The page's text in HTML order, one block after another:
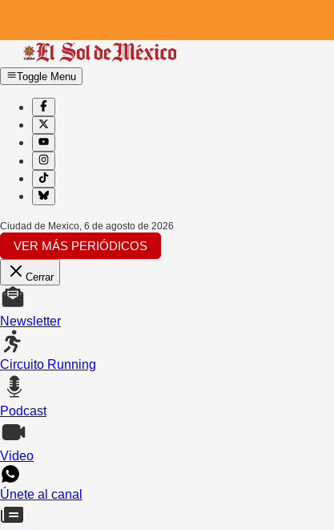
Toggle Menu
Ciudad de Mexico, 6 de agosto de 2026
VER MÁS PERIÓDICOS
Cerrar
Newsletter
Circuito Running
Podcast
Video
Únete al canal